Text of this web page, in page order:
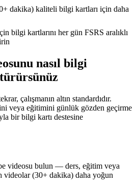
dakika) kaliteli bilgi kartları için daha
bilgi kartlarını her gün FSRS aralıklı
nasıl bilgi
çalışmanın altın standardıdır.
veya eğitimini günlük gözden geçirme
bir bilgi kartı destesine
videosu bulun — ders, eğitim veya
videolar (30+ dakika) daha yoğun